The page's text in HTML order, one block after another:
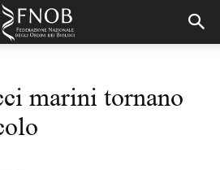
marini tornano